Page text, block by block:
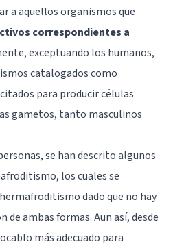
a aquellos organismos que
correspondientes a
exceptuando los humanos,
catalogados como
para producir células
gametos, tanto masculinos
se han descrito algunos
los cuales se
dado que no hay
de ambas formas. Aun así, desde
más adecuado para